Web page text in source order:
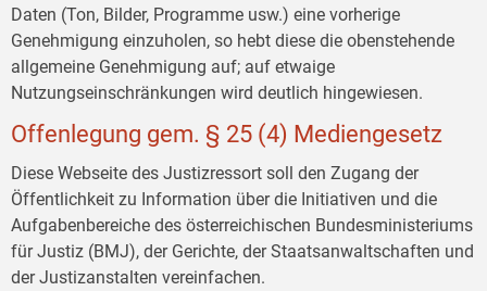
Daten (Ton, Bilder, Programme usw.) eine vorherige
Genehmigung einzuholen, so hebt diese die obenstehende
allgemeine Genehmigung auf; auf etwaige
Nutzungseinschränkungen wird deutlich hingewiesen.
Offenlegung gem. § 25 (4) Mediengesetz
Diese Webseite des Justizressort soll den Zugang der
Öffentlichkeit zu Information über die Initiativen und die
Aufgabenbereiche des österreichischen Bundesministeriums
für Justiz (BMJ), der Gerichte, der Staatsanwaltschaften und
der Justizanstalten vereinfachen.